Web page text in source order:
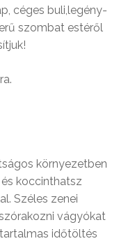
céges buli,legény-
szombat estéről
környezetben
koccinthatsz
Széles zenei
vágyókat
időtöltés